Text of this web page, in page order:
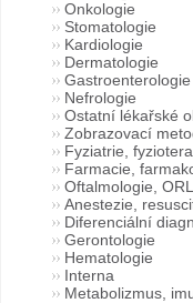
Onkologie
Stomatologie
Kardiologie
Dermatologie
Gastroenterologie
Nefrologie
Ostatní lékařské
Zobrazovací
Fyziatrie,
Farmacie,
Oftalmologie, ORL
Anestezie,
Diferenciální
Gerontologie
Hematologie
Interna
Metabolizmus,